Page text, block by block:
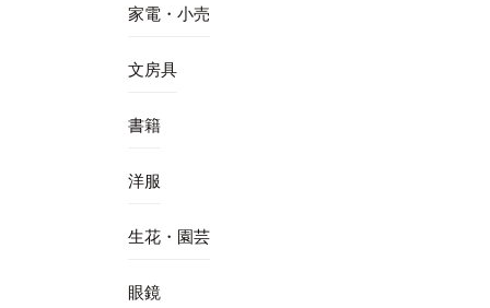
家電・小売
文房具
書籍
洋服
生花・園芸
眼鏡